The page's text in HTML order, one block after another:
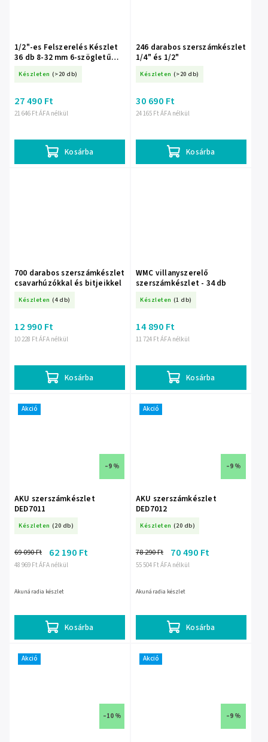
1/2"-es Felszerelés Készlet
36 db 8-32 mm 6-szögletű
Készleten (>20 db)
21 646 Ft ÁFA nélkül
27 490 Ft
Kosárba
246 darabos szerszámkészlet
1/4" és 1/2"
Készleten (>20 db)
24 165 Ft ÁFA nélkül
30 690 Ft
Kosárba
700 darabos szerszámkészlet
csavarhúzókkal és bitjeikkel
Készleten (4 db)
10 228 Ft ÁFA nélkül
12 990 Ft
Kosárba
WMC villanyszerelő
szerszámkészlet - 34 db
Készleten (1 db)
11 724 Ft ÁFA nélkül
14 890 Ft
Kosárba
Akció
–9 %
AKU szerszámkészlet
DED7011
Készleten (20 db)
48 969 Ft ÁFA nélkül
69 090 Ft 62 190 Ft
Kosárba
Akunáradia készlet
Akció
–9 %
AKU szerszámkészlet
DED7012
Készleten (20 db)
55 504 Ft ÁFA nélkül
78 290 Ft 70 490 Ft
Kosárba
Akunáradia készlet
Akció
–10 %
Akció
–9 %